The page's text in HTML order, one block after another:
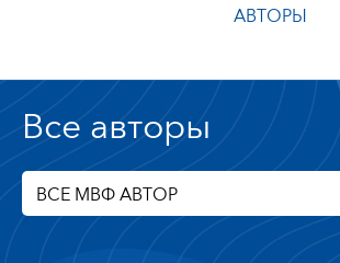
АВТОРЫ
Все авторы
ВСЕ МВФ АВТОР